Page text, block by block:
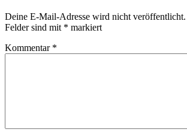
Deine E-Mail-Adresse wird nicht veröffentlicht.
Felder sind mit * markiert
Kommentar *